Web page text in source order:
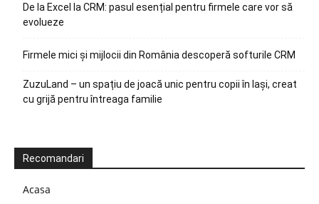
De la Excel la CRM: pasul esențial pentru firmele care vor să
evolueze
Firmele mici și mijlocii din România descoperă softurile CRM
ZuzuLand – un spațiu de joacă unic pentru copii în Iași, creat
cu grijă pentru întreaga familie
Recomandari
Acasa